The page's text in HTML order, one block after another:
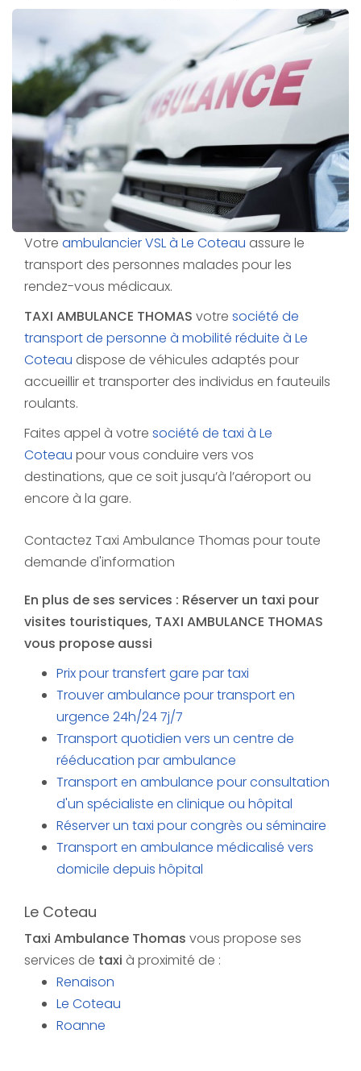
Votre ambulancier VSL à Le Coteau assure le
transport des personnes malades pour les
rendez-vous médicaux.
TAXI AMBULANCE THOMAS votre société de
transport de personne à mobilité réduite à Le
Coteau dispose de véhicules adaptés pour
accueillir et transporter des individus en fauteuils
roulants.
Faites appel à votre société de taxi à Le
Coteau pour vous conduire vers vos
destinations, que ce soit jusqu’à l’aéroport ou
encore à la gare.
Contactez Taxi Ambulance Thomas pour toute
demande d'information
En plus de ses services : Réserver un taxi pour
visites touristiques, TAXI AMBULANCE THOMAS
vous propose aussi
Prix pour transfert gare par taxi
Trouver ambulance pour transport en
urgence 24h/24 7j/7
Transport quotidien vers un centre de
rééducation par ambulance
Transport en ambulance pour consultation
d'un spécialiste en clinique ou hôpital
Réserver un taxi pour congrès ou séminaire
Transport en ambulance médicalisé vers
domicile depuis hôpital
Le Coteau
Taxi Ambulance Thomas vous propose ses
services de taxi à proximité de :
Renaison
Le Coteau
Roanne